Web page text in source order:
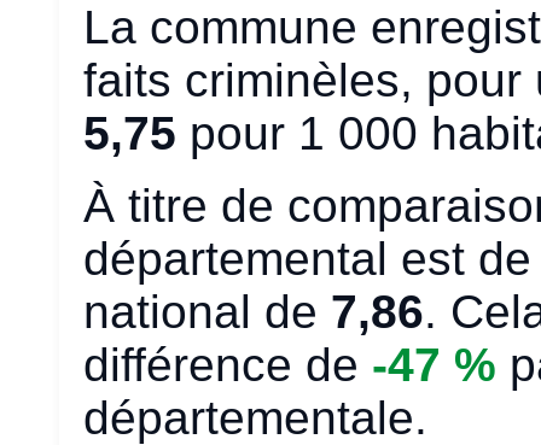
La commune
faits criminèles,
5,75 pour 1 000
À titre de
départemental est
national de 7,86.
différence de -47 %
départementale.